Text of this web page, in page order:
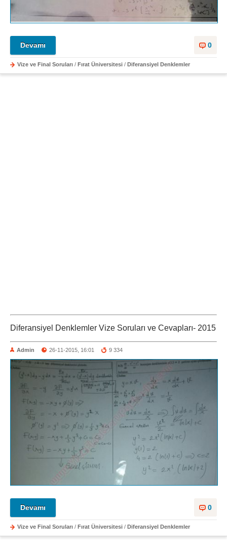
0
Devamı
Vize ve Final Soruları / Fırat Üniversitesi / Diferansiyel Denklemler
Diferansiyel Denklemler Vize Soruları ve Cevapları- 2015
Admin 26-11-2015, 16:01 9 334
0
Devamı
Vize ve Final Soruları / Fırat Üniversitesi / Diferansiyel Denklemler